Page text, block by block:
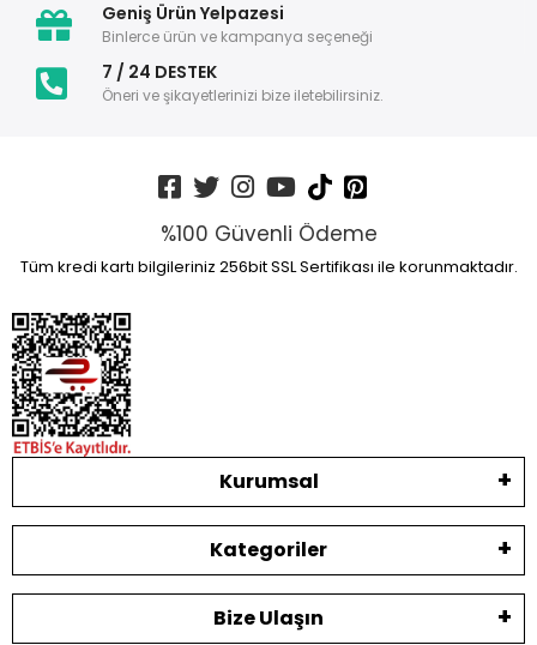
Geniş Ürün Yelpazesi
Binlerce ürün ve kampanya seçeneği
7 / 24 DESTEK
Öneri ve şikayetlerinizi bize iletebilirsiniz.
%100 Güvenli Ödeme
Tüm kredi kartı bilgileriniz 256bit SSL Sertifikası ile korunmaktadır.
Kurumsal
Kategoriler
Bize Ulaşın